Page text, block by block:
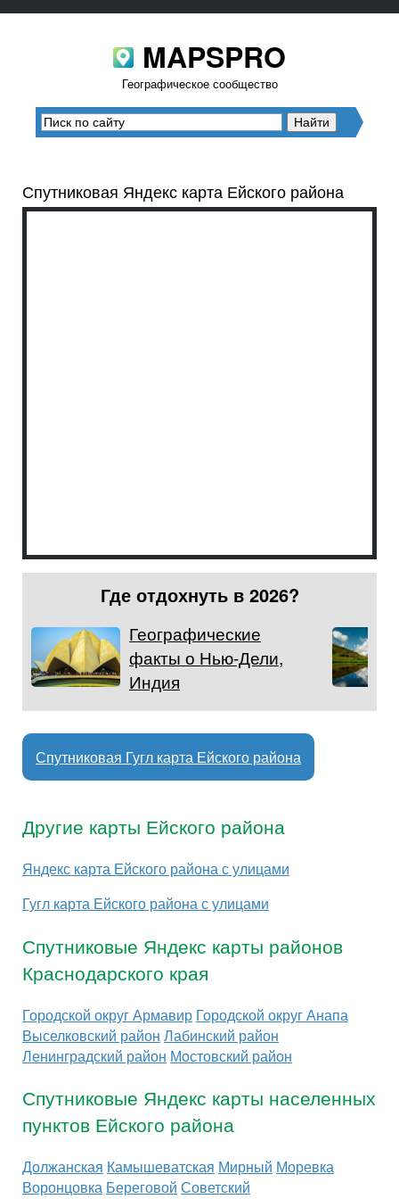
MAPSPRO
Географическое сообщество
Спутниковая Яндекс карта Ейского района
Где отдохнуть в 2026?
Географические
факты о Нью-Дели,
Индия
Спутниковая Гугл карта Ейского района
Другие карты Ейского района
Яндекс карта Ейского района с улицами
Гугл карта Ейского района с улицами
Спутниковые Яндекс карты районов
Краснодарского края
Городской округ Армавир Городской округ Анапа
Выселковский район Лабинский район
Ленинградский район Мостовский район
Спутниковые Яндекс карты населенных
пунктов Ейского района
Должанская Камышеватская Мирный Моревка
Воронцовка Береговой Советский